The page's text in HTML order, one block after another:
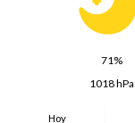
71%
1018 hPa
Hoy